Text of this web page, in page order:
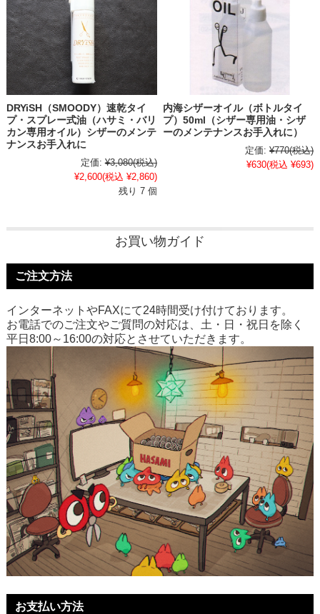
DRYiSH（SMOODY）速乾タイ
プ・スプレー式油（ハサミ・バリ
カン専用オイル）シザーのメンテ
ナンスお手入れに
定価: ¥3,080(税込)
¥2,600(税込 ¥2,860)
残り 7 個
内海シザーオイル（ボトルタイ
プ）50ml（シザー専用油・シザ
ーのメンテナンスお手入れに）
定価: ¥770(税込)
¥630(税込 ¥693)
お買い物ガイド
ご注文方法
インターネットやFAXにて24時間受け付けております。
お電話でのご注文やご質問の対応は、土・日・祝日を除く
平日8:00～16:00の対応とさせていただきます。
お支払い方法